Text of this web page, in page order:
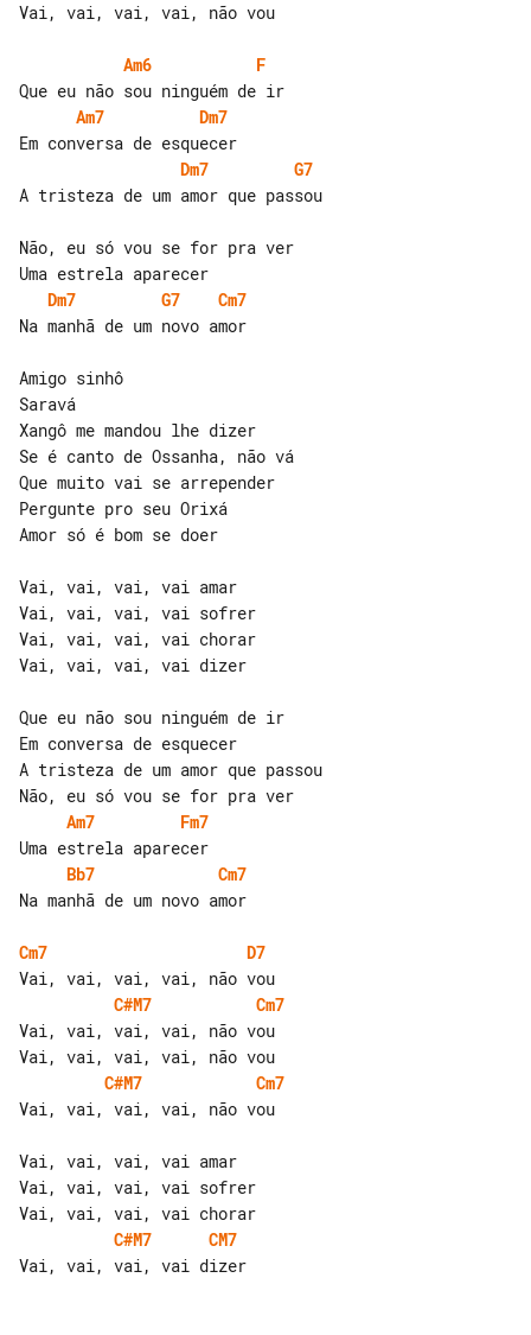
Vai, vai, vai, vai, não vou
Am6
F
Am7
Dm7
Dm7
G7
A tristeza de um amor que passou
Não, eu só vou se for pra ver
Dm7
G7
Cm7
Na manhã de um novo amor
Amigo sinhô
Saravá
Xangô me mandou lhe dizer
Se é canto de Ossanha, não vá
Que muito vai se arrepender
Pergunte pro seu Orixá
Amor só é bom se doer
Vai, vai, vai, vai amar
Vai, vai, vai, vai sofrer
Vai, vai, vai, vai chorar
Vai, vai, vai, vai dizer
Que eu não sou ninguém de ir
Em conversa de esquecer
A tristeza de um amor que passou
Am7
Fm7
Bb7
Cm7
Na manhã de um novo amor
Cm7
D7
C#M7
Cm7
Vai, vai, vai, vai, não vou
C#M7
Cm7
Vai, vai, vai, vai, não vou
Vai, vai, vai, vai amar
Vai, vai, vai, vai sofrer
C#M7
CM7